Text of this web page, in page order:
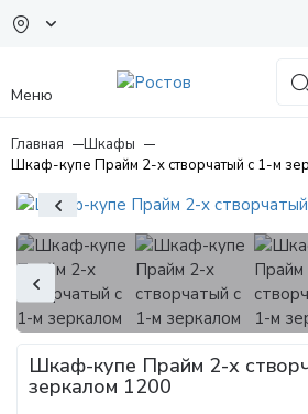
Меню
Главная
Шкафы
Шкаф-купе Прайм 2-х створчатый с 1-м
Шкаф-купе Прайм 2-х
зеркалом 1200